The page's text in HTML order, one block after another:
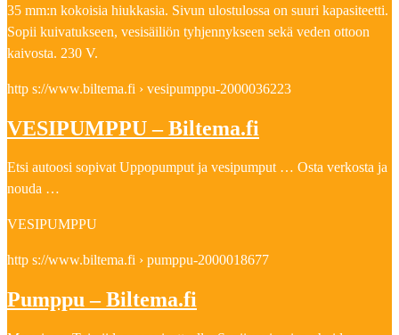
35 mm:n kokoisia hiukkasia. Sivun ulostulossa on suuri kapasiteetti.
Sopii kuivatukseen, vesisäiliön tyhjennykseen sekä veden ottoon
kaivosta. 230 V.
http s://www.biltema.fi › vesipumppu-2000036223
VESIPUMPPU – Biltema.fi
Etsi autoosi sopivat Uppopumput ja vesipumput … Osta verkosta ja
nouda …
VESIPUMPPU
http s://www.biltema.fi › pumppu-2000018677
Pumppu – Biltema.fi